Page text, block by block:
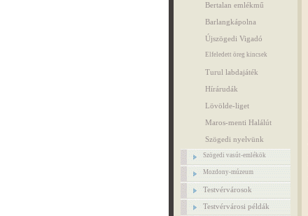
Bertalan emlékmű
Barlangkápolna
Újszögedi Vigadó
Elfeledett öreg kincsek
Turul labdajáték
Hírárudák
Lövölde-liget
Maros-menti Halálút
Szögedi nyelvünk
Szögedi vasút-emlékök
Mozdony-múzeum
Testvérvárosok
Testvérvárosi példák